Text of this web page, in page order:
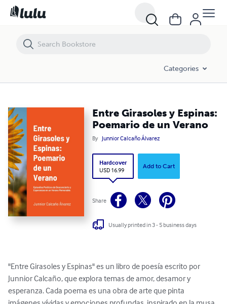
Categories
Entre Girasoles y Espinas:
Poemario de un Verano
By Junnior Calcaño Álvarez
Hardcover
USD 16.99
Add to Cart
Share
Usually printed in 3 - 5 business days
"Entre Girasoles y Espinas" es un libro de poesía escrito por
Junnior Calcaño, que explora temas de amor, desamor y
esperanza. Cada poema es una obra de arte que pinta
Entre Girasoles y Espinas: Poemario de un Verano